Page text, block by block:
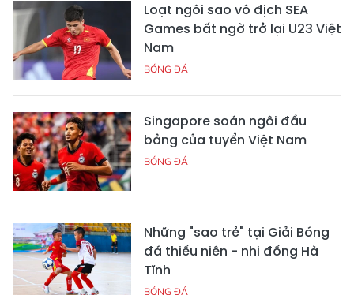
Loạt ngôi sao vô địch SEA
Games bất ngờ trở lại U23 Việt
Nam
BÓNG ĐÁ
Singapore soán ngôi đầu
bảng của tuyển Việt Nam
BÓNG ĐÁ
Những "sao trẻ" tại Giải Bóng
đá thiếu niên - nhi đồng Hà
Tĩnh
BÓNG ĐÁ